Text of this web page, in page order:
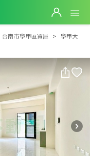
學甲大面寬獨棟新車墅A2
台南市學甲區買屋
學甲大